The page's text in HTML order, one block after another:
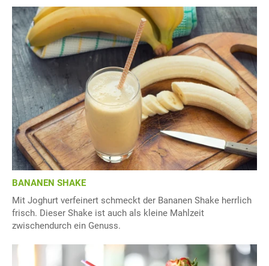
BANANEN SHAKE
Mit Joghurt verfeinert schmeckt der Bananen Shake herrlich
frisch. Dieser Shake ist auch als kleine Mahlzeit
zwischendurch ein Genuss.